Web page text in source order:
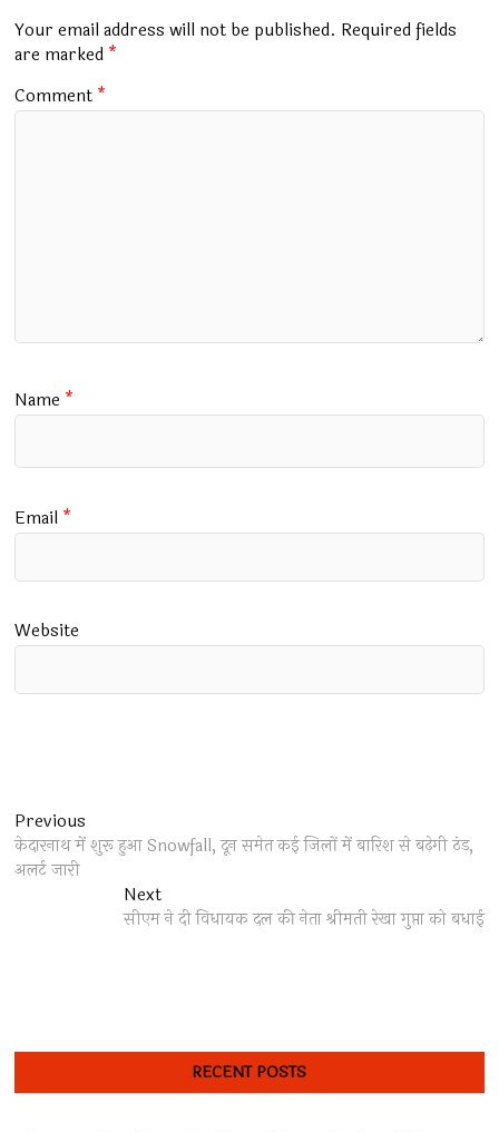
o
k
p
p
m
Your email address will not be published. Required fields
are marked *
Comment *
Name *
Email *
Website
Post
navigation
Previous
post:
केदारनाथ में शुरू हुआ Snowfall, दून समेत कई ज‍िलों में बार‍िश से बढ़ेगी ठंड,
अलर्ट जारी
NextNext
post:
सीएम ने दी विधायक दल की नेता श्रीमती रेखा गुप्ता को बधाई
RECENT POSTS